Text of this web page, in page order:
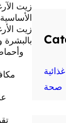
زيت
بالبشرة
صحة